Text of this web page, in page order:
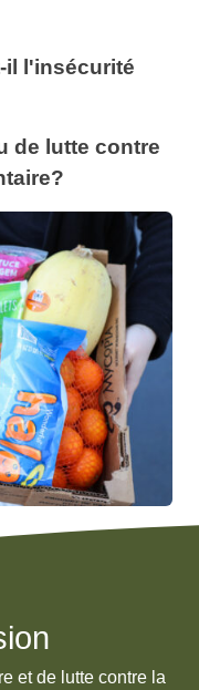
il l'insécurité
de lutte contre
et de lutte contre la